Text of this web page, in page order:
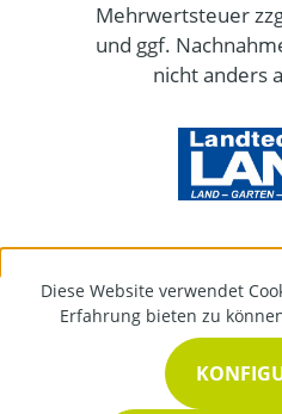
Mehrwertsteuer
und ggf.
nicht anders
Diese Website verwendet
Erfahrung bieten zu